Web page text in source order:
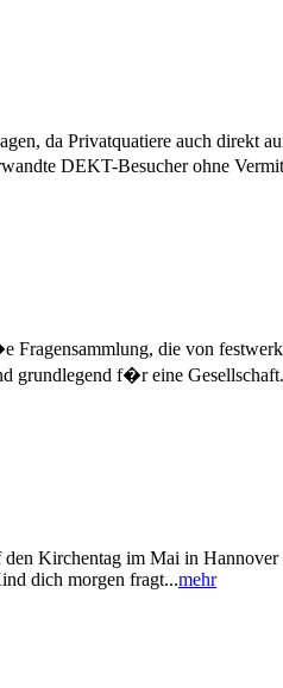
da Privatquatiere auch direkt
DEKT-Besucher ohne
die von
f�r eine
Kirchentag im Mai in
dich morgen fragt...mehr